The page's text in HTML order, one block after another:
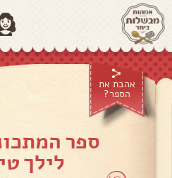
אהבת את
הספר?
ספר
לילך